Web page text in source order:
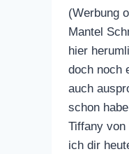
(Werbung
Mantel
hier
doch noch
auch
schon
Tiffany von
ich dir